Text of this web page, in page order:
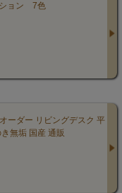
ョン 7色
ーダー リビングデスク 平
無垢 国産 通販